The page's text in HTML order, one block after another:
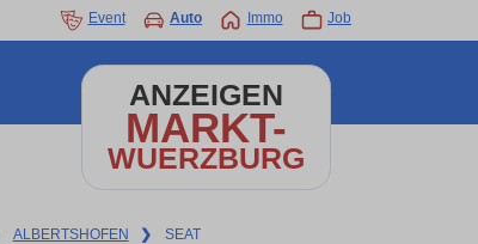
Event Auto Immo Job
ANZEIGEN
MARKT-
WUERZBURG
ALBERTSHOFEN ❯ SEAT